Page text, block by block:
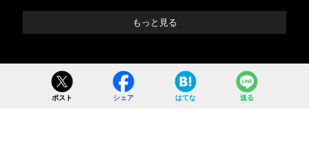
もっと見る
ポスト シェア はてな 送る